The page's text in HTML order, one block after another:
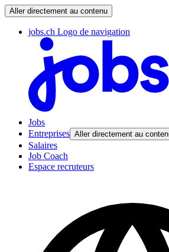
Aller directement au contenu
jobs.ch Logo de navigation
Jobs
Entreprises Aller directement au
Salaires
Job Coach
Espace recruteurs